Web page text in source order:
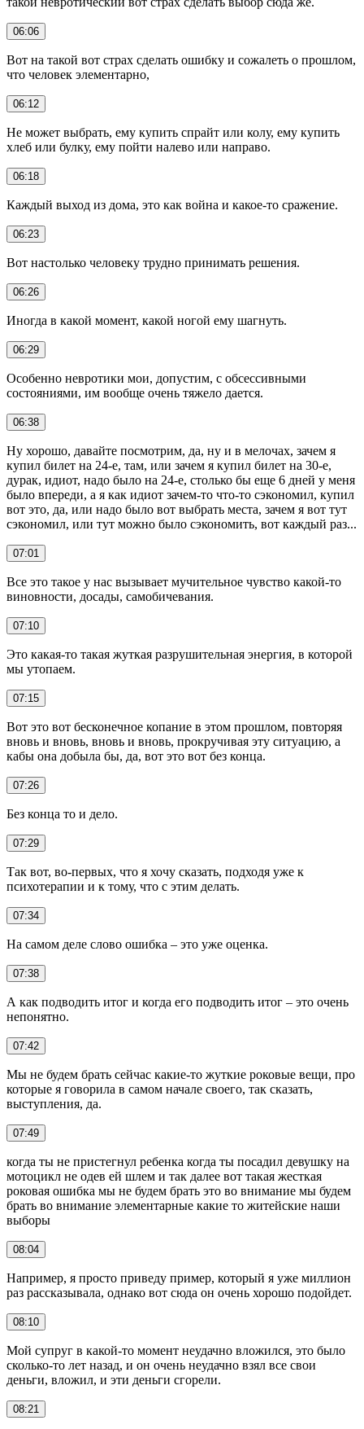
06:06
Вот на такой вот страх сделать ошибку и сожалеть о прошлом,
что человек элементарно,
06:12
Не может выбрать, ему купить спрайт или колу, ему купить
хлеб или булку, ему пойти налево или направо.
06:18
Каждый выход из дома, это как война и какое-то сражение.
06:23
Вот настолько человеку трудно принимать решения.
06:26
Иногда в какой момент, какой ногой ему шагнуть.
06:29
Особенно невротики мои, допустим, с обсессивными
состояниями, им вообще очень тяжело дается.
06:38
Ну хорошо, давайте посмотрим, да, ну и в мелочах, зачем я
купил билет на 24-е, там, или зачем я купил билет на 30-е,
дурак, идиот, надо было на 24-е, столько бы еще 6 дней у меня
было впереди, а я как идиот зачем-то что-то сэкономил, купил
вот это, да, или надо было вот выбрать места, зачем я вот тут
сэкономил, или тут можно было сэкономить, вот каждый раз...
07:01
Все это такое у нас вызывает мучительное чувство какой-то
виновности, досады, самобичевания.
07:10
Это какая-то такая жуткая разрушительная энергия, в которой
мы утопаем.
07:15
Вот это вот бесконечное копание в этом прошлом, повторяя
вновь и вновь, вновь и вновь, прокручивая эту ситуацию, а
кабы она добыла бы, да, вот это вот без конца.
07:26
Без конца то и дело.
07:29
Так вот, во-первых, что я хочу сказать, подходя уже к
психотерапии и к тому, что с этим делать.
07:34
На самом деле слово ошибка – это уже оценка.
07:38
А как подводить итог и когда его подводить итог – это очень
непонятно.
07:42
Мы не будем брать сейчас какие-то жуткие роковые вещи, про
которые я говорила в самом начале своего, так сказать,
выступления, да.
07:49
когда ты не пристегнул ребенка когда ты посадил девушку на
мотоцикл не одев ей шлем и так далее вот такая жесткая
роковая ошибка мы не будем брать это во внимание мы будем
брать во внимание элементарные какие то житейские наши
выборы
08:04
Например, я просто приведу пример, который я уже миллион
раз рассказывала, однако вот сюда он очень хорошо подойдет.
08:10
Мой супруг в какой-то момент неудачно вложился, это было
сколько-то лет назад, и он очень неудачно взял все свои
деньги, вложил, и эти деньги сгорели.
08:21